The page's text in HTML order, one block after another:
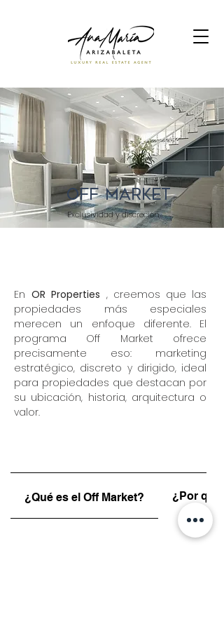
OFF MARKET
Exclusividad y discreción
En OR Properties , creemos que las
propiedades más especiales
merecen un enfoque diferente. El
programa Off Market ofrece
precisamente eso: marketing
estratégico, discreto y dirigido, ideal
para propiedades que destacan por
su ubicación, historia, arquitectura o
valor.
¿Qué es el Off Market? ¿Por qué